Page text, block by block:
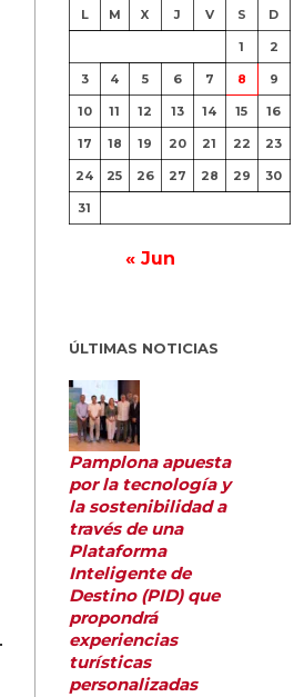
L M X J V S D
1 2
3 4 5 6 7 8 9
10 11 12 13 14 15 16
17 18 19 20 21 22 23
24 25 26 27 28 29 30
31
« Jun
ÚLTIMAS NOTICIAS
Pamplona apuesta
por la tecnología y
la sostenibilidad a
través de una
Plataforma
Inteligente de
Destino (PID) que
propondrá
experiencias
turísticas
personalizadas